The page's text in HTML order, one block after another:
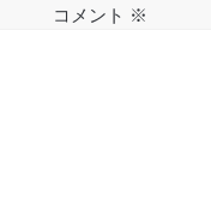
コメント ※